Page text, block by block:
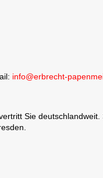
info@erbrecht-
Sie